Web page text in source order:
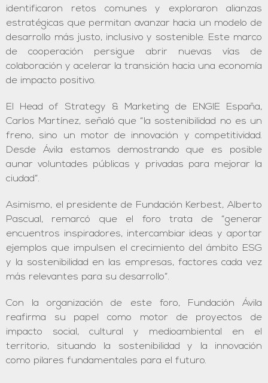
identificaron retos comunes y exploraron alianzas
estratégicas que permitan avanzar hacia un modelo de
desarrollo más justo, inclusivo y sostenible. Este marco
de cooperación persigue abrir nuevas vías de
colaboración y acelerar la transición hacia una economía
de impacto positivo.
El Head of Strategy & Marketing de ENGIE España,
Carlos Martínez, señaló que “la sostenibilidad no es un
freno, sino un motor de innovación y competitividad.
Desde Ávila estamos demostrando que es posible
aunar voluntades públicas y privadas para mejorar la
ciudad”.
Asimismo, el presidente de Fundación Kerbest, Alberto
Pascual, remarcó que el foro trata de “generar
encuentros inspiradores, intercambiar ideas y aportar
ejemplos que impulsen el crecimiento del ámbito ESG
y la sostenibilidad en las empresas, factores cada vez
más relevantes para su desarrollo”.
Con la organización de este foro, Fundación Ávila
reafirma su papel como motor de proyectos de
impacto social, cultural y medioambiental en el
territorio, situando la sostenibilidad y la innovación
como pilares fundamentales para el futuro.